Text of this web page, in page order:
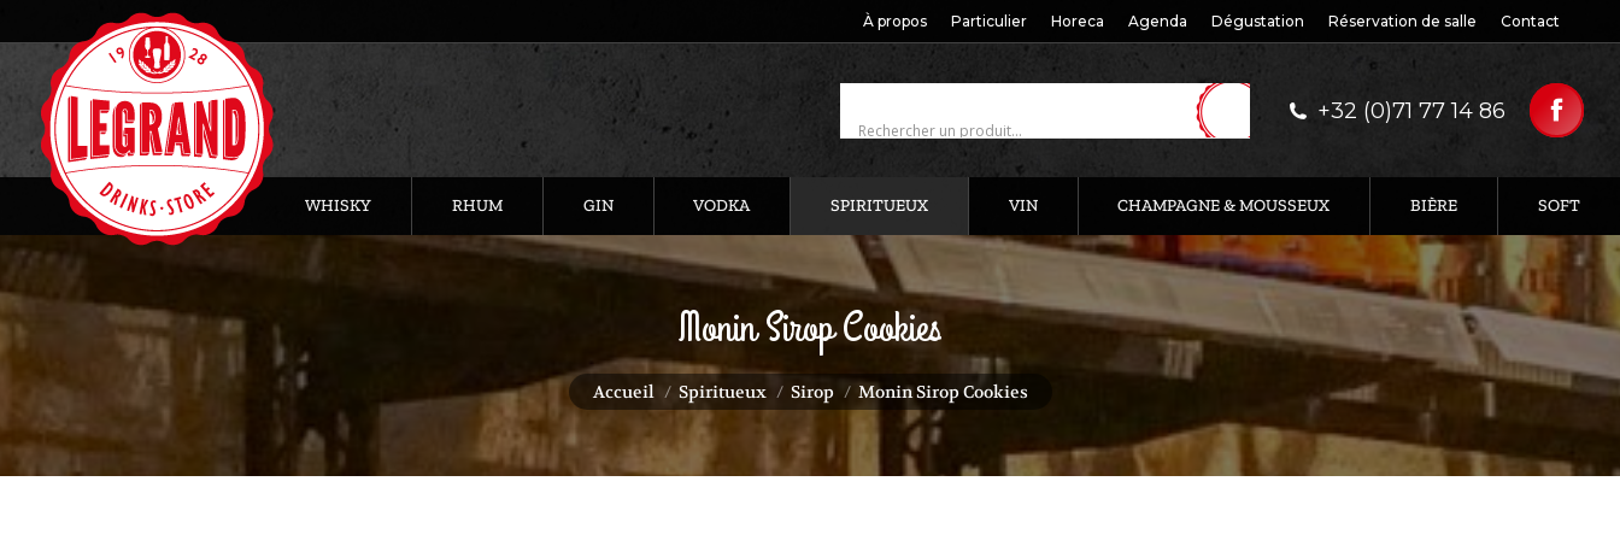
À propos Particulier Horeca Agenda Dégustation Réservation de salle Contact
+32 (0)71 77 14 86
WHISKY RHUM GIN VODKA SPIRITUEUX VIN CHAMPAGNE & MOUSSEUX BIÈRE SOFT
Monin Sirop Cookies
Vous êtes ici :
Accueil Spiritueux Sirop Monin Sirop Cookies